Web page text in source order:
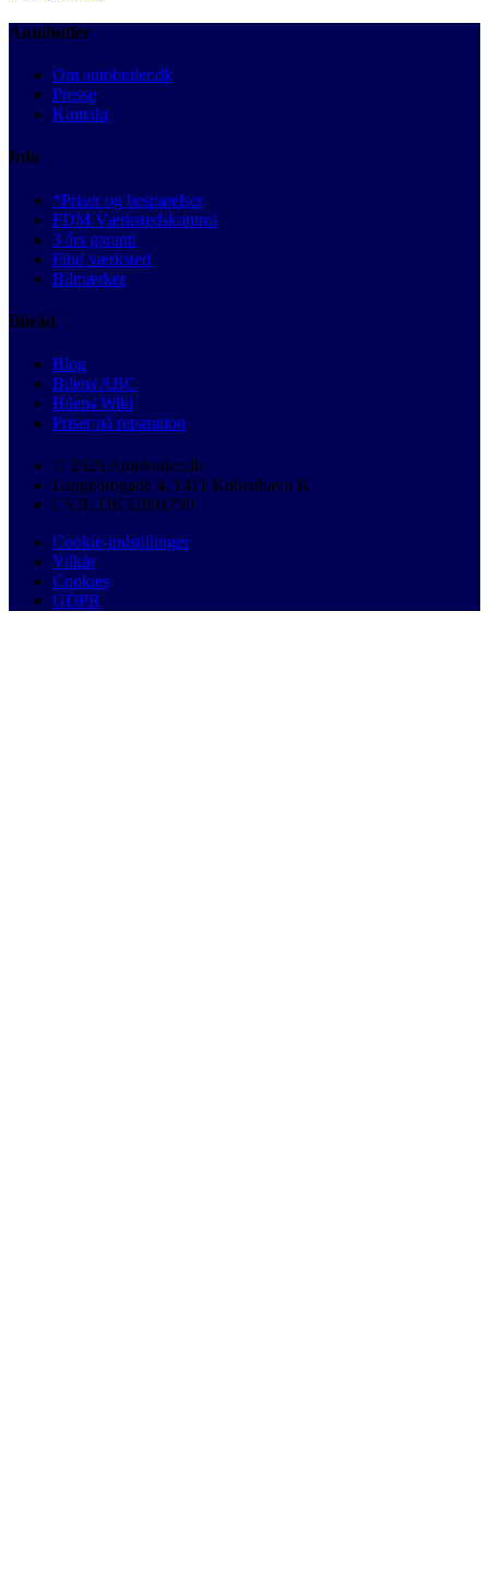
Autobutler
Om autobutler.dk
Presse
Kontakt
Info
*Priser og besparelser
FDM Værkstedskontrol
3 års garanti
Find værksted
Bilmærker
Bilråd
Blog
Bilens ABC
Bilens Wiki
Priser på reparation
© 2026 Autobutler.dk
Langebrogade 4, 1411 København K
CVR: DK32891799
Cookie-indstillinger
Vilkår
Cookies
GDPR